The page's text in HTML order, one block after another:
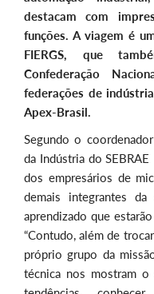
destacam com
funções. A viagem é
FIERGS, que
Confederação
federações de
Apex-Brasil.
Segundo o
da Indústria do
dos empresários de
demais integrantes
aprendizado que
“Contudo, além de
próprio grupo da
técnica nos mostram